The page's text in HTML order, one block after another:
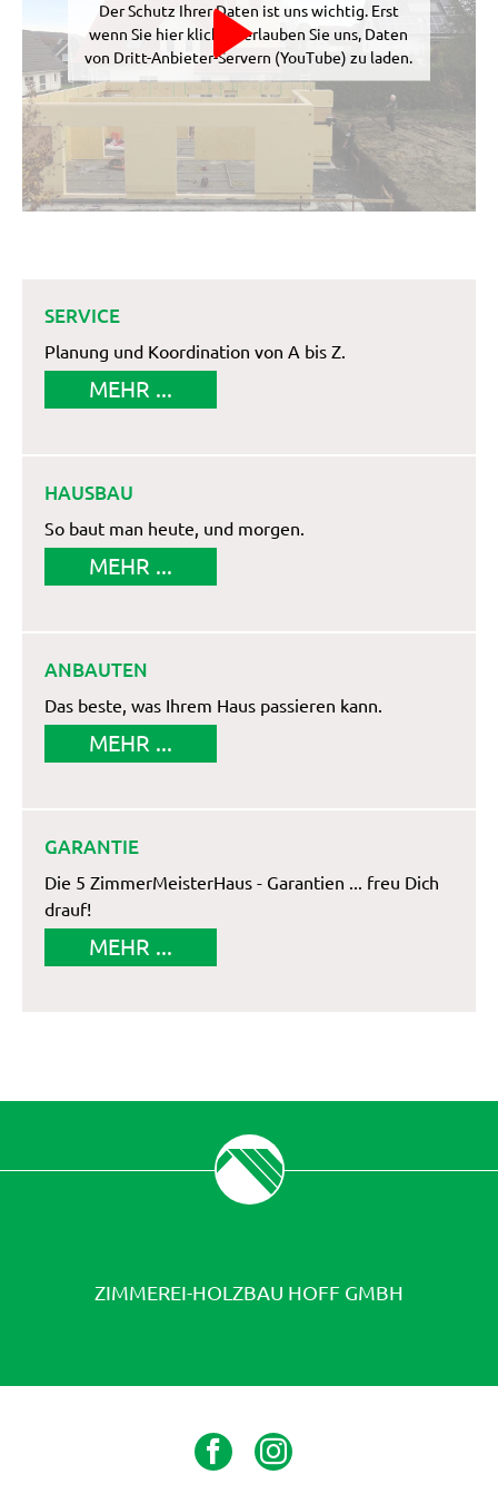
Der Schutz Ihrer Daten ist uns wichtig. Erst
wenn Sie hier klicken, erlauben Sie uns, Daten
von Dritt-Anbieter-Servern (YouTube) zu laden.
SERVICE
Planung und Koordination von A bis Z.
MEHR ...
HAUSBAU
So baut man heute, und morgen.
MEHR ...
ANBAUTEN
Das beste, was Ihrem Haus passieren kann.
MEHR ...
GARANTIE
Die 5 ZimmerMeisterHaus - Garantien ... freu Dich
drauf!
MEHR ...
ZIMMEREI-HOLZBAU HOFF GMBH